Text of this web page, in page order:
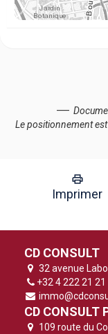
Le positionnement
Imprimer
CD CONSULT
32 avenue
+32 4 222 21 21
CD CONSULT
109 route du